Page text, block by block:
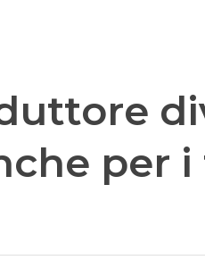
per i